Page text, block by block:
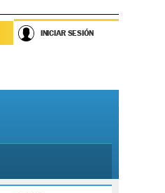
INICIAR SESIÓN